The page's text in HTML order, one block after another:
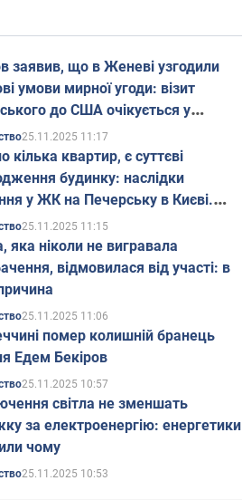
заявив, що в Женеві узгодили
умови мирної угоди: візит
до США очікується у
25.11.2025 11:17
кілька квартир, є суттєві
будинку: наслідки
у ЖК на Печерську в Києві.
25.11.2025 11:15
яка ніколи не вигравала
відмовилася від участі: в
25.11.2025 11:06
помер колишній бранець
Едем Бекіров
25.11.2025 10:57
світла не зменшать
за електроенергію: енергетики
чому
25.11.2025 10:53